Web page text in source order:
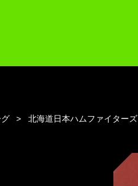
北海道日本ハムファイターズ